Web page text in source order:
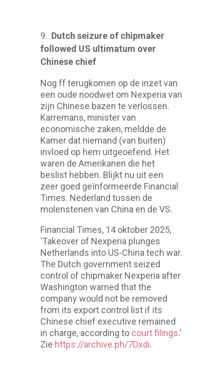
Dutch seizure of chipmaker
followed US ultimatum over
Chinese chief
Nog ff terugkomen op de inzet van
een oude noodwet om Nexperia van
zijn Chinese bazen te verlossen.
Karremans, minister van
economische zaken, meldde de
Kamer dat niemand (van buiten)
invloed op hem uitgeoefend. Het
waren de Amerikanen die het
beslist hebben. Blijkt nu uit een
zeer goed geïnformeerde Financial
Times. Nederland tussen de
molenstenen van China en de VS.
Financial Times, 14 oktober 2025,
‘Takeover of Nexperia plunges
Netherlands into US-China tech war.
The Dutch government seized
control of chipmaker Nexperia after
Washington warned that the
company would not be removed
from its export control list if its
Chinese chief executive remained
in charge, according to court filings.’
Zie https://archive.ph/7Dxdi.